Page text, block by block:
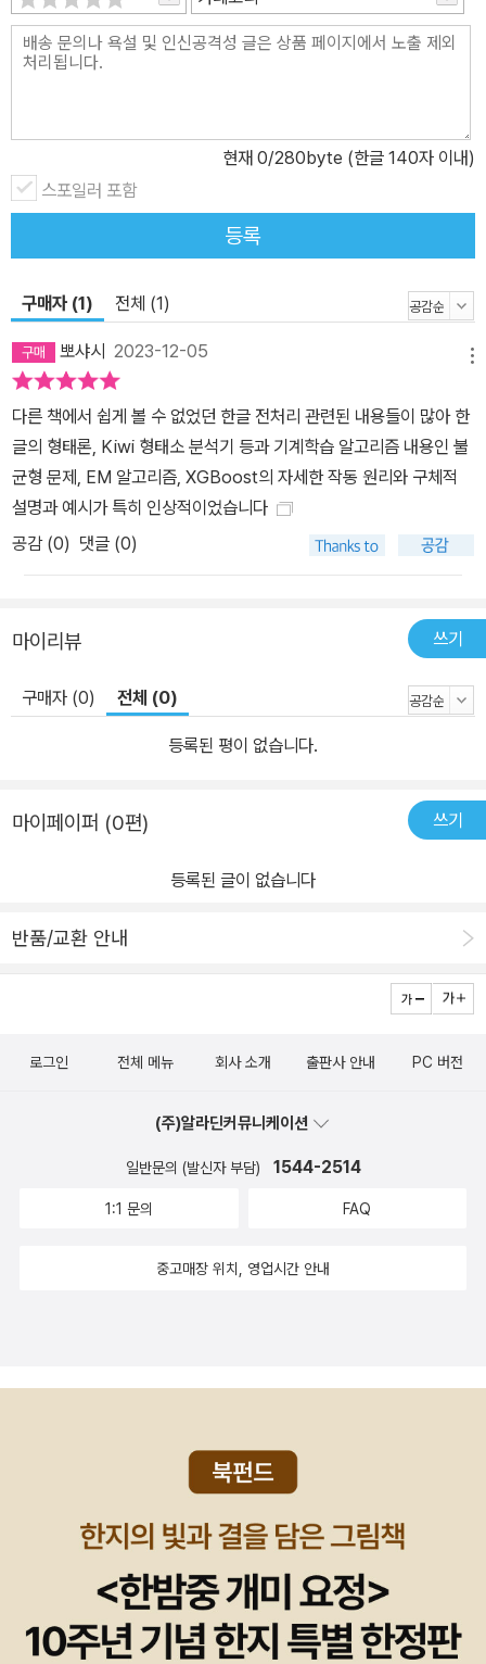
현재 0/280byte (한글 140자 이내)
스포일러 포함
등록
구매자 (1) 전체 (1)
뽀샤시 2023-12-05
다른 책에서 쉽게 볼 수 없었던 한글 전처리 관련된 내용들이 많아 한
글의 형태론, Kiwi 형태소 분석기 등과 기계학습 알고리즘 내용인 불
균형 문제, EM 알고리즘, XGBoost의 자세한 작동 원리와 구체적
설명과 예시가 특히 인상적이었습니다
공감 (0) 댓글 (0)
마이리뷰 쓰기
구매자 (0) 전체 (0)
등록된 평이 없습니다.
마이페이퍼 (0편) 쓰기
등록된 글이 없습니다
반품/교환 안내
로그인 전체 메뉴 회사 소개 출판사 안내 PC 버전
(주)알라딘커뮤니케이션
일반문의 (발신자 부담) 1544-2514
1:1 문의 FAQ
중고매장 위치, 영업시간 안내